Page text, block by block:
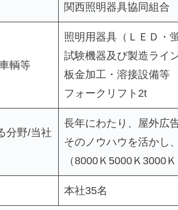
関西照明器具協同組合
輌等
照明用器具（ＬＥＤ・
試験機器及び製造ライ
板金加工・溶接設備等
フォークリフト2t
分野/当社
長年にわたり、屋外広
そのノウハウを活かし
（8000Ｋ5000Ｋ3000
本社35名